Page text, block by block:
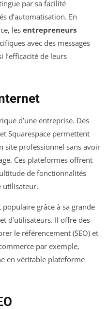
par sa facilité
d’automatisation. En
les entrepreneurs
avec des messages
l’efficacité de leurs
d’une entreprise. Des
Squarespace permettent
site professionnel sans avoir
Ces plateformes offrent
de fonctionnalités
utilisateur.
grâce à sa grande
d’utilisateurs. Il offre des
le référencement (SEO) et
par exemple,
en véritable plateforme